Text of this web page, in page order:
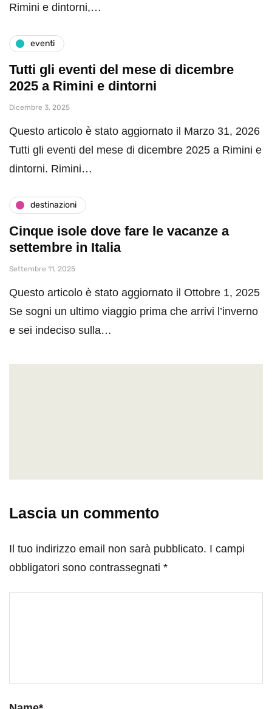
Rimini e dintorni,…
eventi
Tutti gli eventi del mese di dicembre
2025 a Rimini e dintorni
Dicembre 3, 2025
Questo articolo è stato aggiornato il Marzo 31, 2026
Tutti gli eventi del mese di dicembre 2025 a Rimini e
dintorni. Rimini…
destinazioni
Cinque isole dove fare le vacanze a
settembre in Italia
Settembre 11, 2025
Questo articolo è stato aggiornato il Ottobre 1, 2025
Se sogni un ultimo viaggio prima che arrivi l’inverno
e sei indeciso sulla…
Lascia un commento
Il tuo indirizzo email non sarà pubblicato. I campi
obbligatori sono contrassegnati *